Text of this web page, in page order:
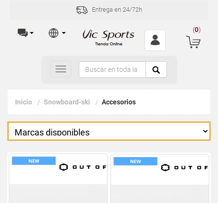
Entrega en 24/72h
(0)
Toggle
navigation
Inicio Snowboard-ski Accesorios